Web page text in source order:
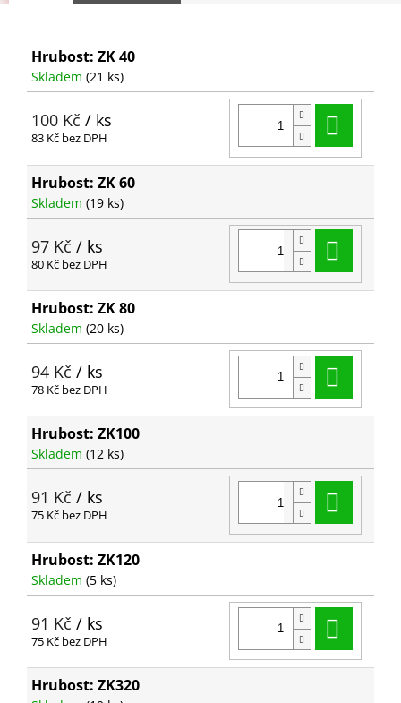
Hrubost: ZK 40
Skladem (21 ks)
100 Kč / ks
83 Kč bez DPH
Hrubost: ZK 60
Skladem (19 ks)
97 Kč / ks
80 Kč bez DPH
Hrubost: ZK 80
Skladem (20 ks)
94 Kč / ks
78 Kč bez DPH
Hrubost: ZK100
Skladem (12 ks)
91 Kč / ks
75 Kč bez DPH
Hrubost: ZK120
Skladem (5 ks)
91 Kč / ks
75 Kč bez DPH
Hrubost: ZK320